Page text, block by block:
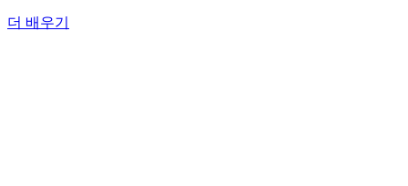
더 배우기